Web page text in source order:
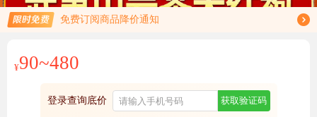
免费订阅商品降价通知
¥90~480
登录查询底价 获取验证码